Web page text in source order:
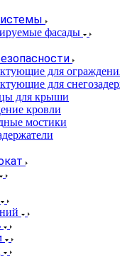
фасады
для
для
для крыши
кровли
мостики